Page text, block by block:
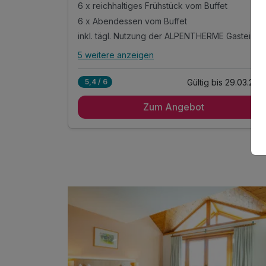
6 x reichhaltiges Frühstück vom Buffet
6 x Abendessen vom Buffet
inkl. tägl. Nutzung der ALPENTHERME Gastein
Alle Inklusivleistungen
6 x reichhaltiges Frühstück vom Buffet
inkl. Teestation & 1 L Mineralwasser am Zimmer
inkl. W-LAN Nutzung im ganzen Hotel
inkl. Gastein Card mit vielen Mehrwerten
5 weitere anzeigen
5,4 / 6 Gültig bis 29.03.2027
Zum Angebot